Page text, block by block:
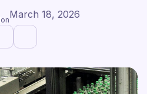
March 18, 2026